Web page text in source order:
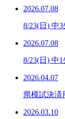
2026.07.08
8/23(日) 中
2026.07.08
8/23(日) 中
2026.04.07
県模試決済
2026.03.10